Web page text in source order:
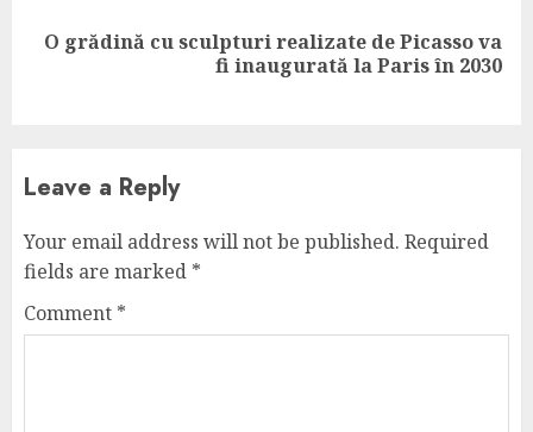
Next
O grădină cu sculpturi realizate de Picasso va
fi inaugurată la Paris în 2030
Leave a Reply
Your email address will not be published. Required
fields are marked *
Comment *